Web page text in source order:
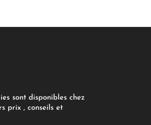
sont disponibles chez
prix , conseils et